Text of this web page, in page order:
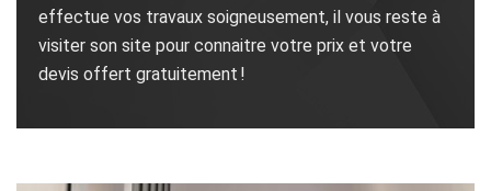
effectue vos travaux soigneusement, il vous reste à
visiter son site pour connaitre votre prix et votre
devis offert gratuitement !